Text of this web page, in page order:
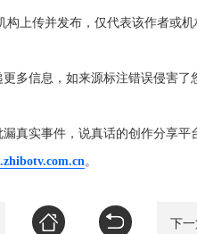
上传并发布，仅代表该作者或
多信息，如来源标注错误侵害
真实事件，说真话的创作分享
。
下